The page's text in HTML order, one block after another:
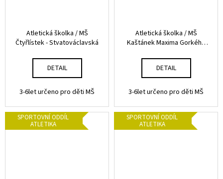
–
z
Atletická školka / MŠ
Čtyřlístek - Stvatováclavská
DETAIL
3-6let určeno pro děti MŠ
Atletická školka / MŠ
Kaštánek Maxima Gorkého
skupina
DETAIL
3-6let určeno pro děti MŠ
SPORTOVNÍ ODDÍL
ATLETIKA
SPORTOVNÍ ODDÍL
ATLETIKA
HLEDAT